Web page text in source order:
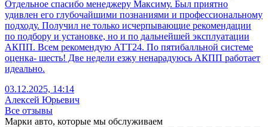
Отдельное спасибо менеджеру Максиму. Был приятно
удивлен его глубочайшими познаниями и профессиональному
подходу. Получил не только исчерпывающие рекомендации
по подбору и установке, но и по дальнейшей эксплуатации
АКПП. Всем рекомендую АТТ24. По пятибалльной системе
оценка- шесть! Две недели езжу ненарадуюсь АКПП работает
идеально.
03.12.2025, 14:14
Алексей Юрьевич
Все отзывы
Марки авто, которые мы обслуживаем